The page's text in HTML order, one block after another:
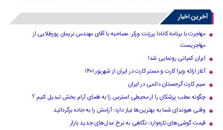
آخرین اخبار
مهاجرت با برنامه کانادا پرزنت ورکر: مصاحبه با آقای مهندس نریمان پورطلایی از
مهاجریست
ایران کمپانی رونمایی شد!
آغاز ارائه ویزا کارت و مستر کارت در ایران از شهریور ۱۴۰۱
سیم کارت گرجستان دائمی در ایران
چگونه مطب پزشکان را از محیطی استرس زا به فضای آرام بخش تبدیل کنیم ؟
وقتی هیوندای شما به بهترین‌ها نیاز دارد؛ آرامش را به جاده برگردانید
قیمت گوشی‌های تازه‌وارد؛ نگاهی به نرخ مدل‌های جدید بازار